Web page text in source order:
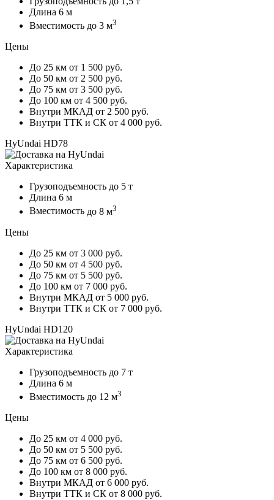
Длина 6 м
Вместимость до 3 м3
Цены
До 25 км от 1 500 руб.
До 50 км от 2 500 руб.
До 75 км от 3 500 руб.
До 100 км от 4 500 руб.
Внутри МКАД от 2 500 руб.
Внутри ТТК и СК от 4 000 руб.
HyUndai HD78
Характеристика
Грузоподъемность до 5 т
Длина 6 м
Вместимость до 8 м3
Цены
До 25 км от 3 000 руб.
До 50 км от 4 500 руб.
До 75 км от 5 500 руб.
До 100 км от 7 000 руб.
Внутри МКАД от 5 000 руб.
Внутри ТТК и СК от 7 000 руб.
HyUndai HD120
Характеристика
Грузоподъемность до 7 т
Длина 6 м
Вместимость до 12 м3
Цены
До 25 км от 4 000 руб.
До 50 км от 5 500 руб.
До 75 км от 6 500 руб.
До 100 км от 8 000 руб.
Внутри МКАД от 6 000 руб.
Внутри ТТК и СК от 8 000 руб.